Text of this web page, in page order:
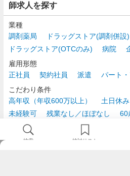
師求人を探す
業種
調剤薬局
ドラッグストア(調剤併設)
ドラッグストア(OTCのみ)
病院
雇用形態
正社員
契約社員 派遣
パート
こだわり条件
高年収（年収600万以上）
土日休み
未経験可
残業なし／ほぼなし
60
時給2,500円以上
検索 検討リスト